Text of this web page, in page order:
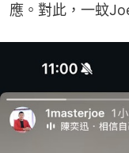
應。對此，一蚊